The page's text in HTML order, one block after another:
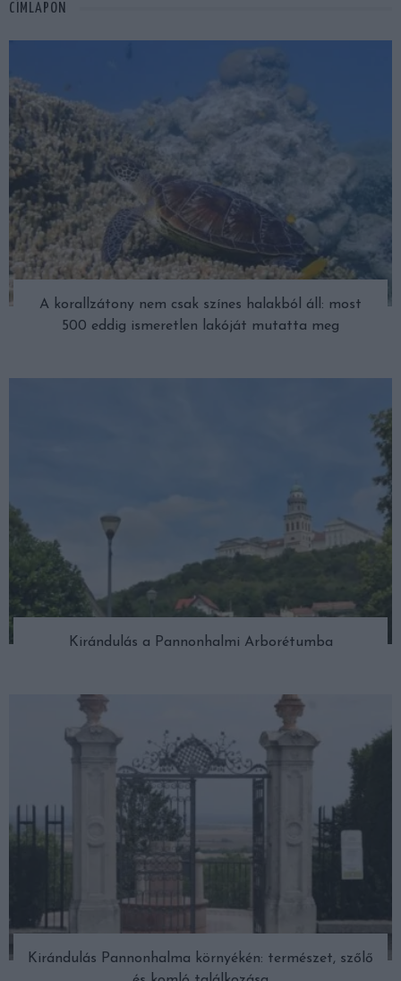
CÍMLAPON
A korallzátony nem csak színes halakból áll: most
500 eddig ismeretlen lakóját mutatta meg
Kirándulás a Pannonhalmi Arborétumba
Kirándulás Pannonhalma környékén: természet, szőlő